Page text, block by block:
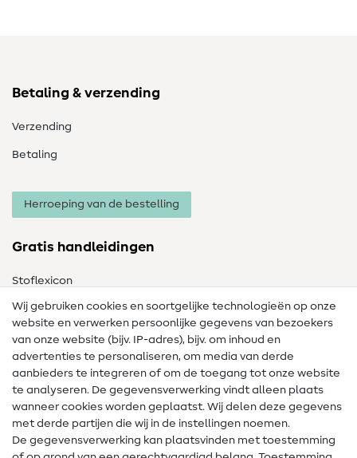
Betaling & verzending
Verzending
Betaling
Herroeping van de bestelling
Gratis handleidingen
Stoflexicon
Naailexicon
Gratis Naaipatronen
Hulp & contact
Contact
Wijziging van eigenaar
Wij gebruiken cookies en soortgelijke technologieën op onze
website en verwerken persoonlijke gegevens van bezoekers
van onze website (bijv. IP-adres), bijv. om inhoud en
advertenties te personaliseren, om media van derde
aanbieders te integreren of om de toegang tot onze website
te analyseren. De gegevensverwerking vindt alleen plaats
wanneer cookies worden geplaatst. Wij delen deze gegevens
met derde partijen die wij in de instellingen noemen.
De gegevensverwerking kan plaatsvinden met toestemming